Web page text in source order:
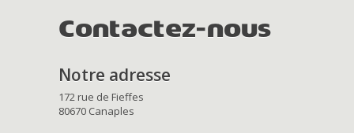
Contactez-nous
Notre adresse
172 rue de Fieffes
80670 Canaples